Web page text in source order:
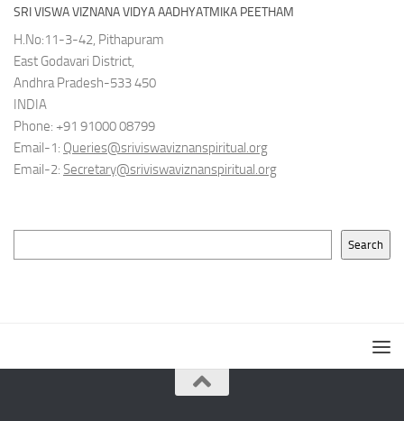
SRI VISWA VIZNANA VIDYA AADHYATMIKA PEETHAM
H.No:11-3-42, Pithapuram
East Godavari District,
Andhra Pradesh-533 450
INDIA
Phone: +91 91000 08799
Email-1: Queries@sriviswaviznanspiritual.org
Email-2: Secretary@sriviswaviznanspiritual.org
Search